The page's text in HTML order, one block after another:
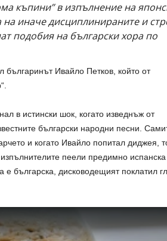
къпини” в изпълнение на
на иначе дисциплинираните и
подобия на български хора по
българинът Ивайло Петков, който от
в истински шок, когато изведнъж от
български народни песни.
и когато Ивайло попитал диджея,
пеели предимно испанска
българска, дисководещият поклатил